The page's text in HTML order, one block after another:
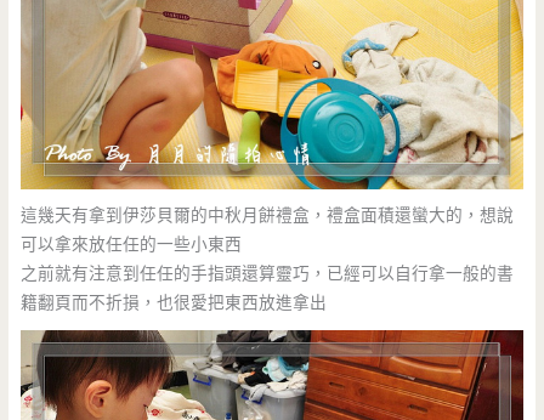
這幾天有拿到伊莎貝爾的中秋月餅禮盒，禮盒面積還蠻大的，想說
可以拿來放任任的一些小東西
之前就有注意到任任的手指頭還算靈巧，已經可以自行拿一般的書
籍翻頁而不折損，也很愛把東西放進拿出